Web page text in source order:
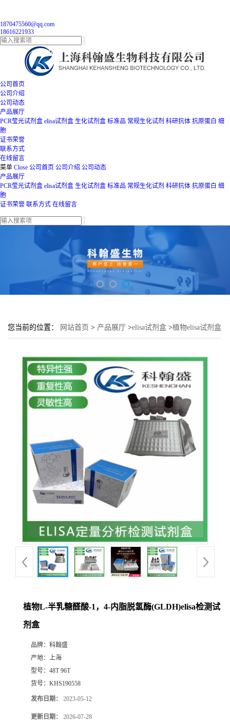
1870475560@qq.com
18616221933
公司首页
公司介绍
公司动态
产品展厅
PCR莹光试剂盒 elisa试剂盒 生化试剂盒 标准品 常规生化试剂 科研抗体 抗原蛋白 细
胞
证书荣誉
联系方式
在线留言
菜单 Close 公司首页 公司介绍 公司动态
产品展厅
PCR莹光试剂盒 elisa试剂盒 生化试剂盒 标准品 常规生化试剂 科研抗体 抗原蛋白 细
胞
证书荣誉 联系方式 在线留言
您当前的位置： 网站首页 > 产品展厅 >elisa试剂盒 >植物elisa试剂盒
植物L-半乳糖醛酸-1，4-内脂脱氢酶(GLDH)elisa检测试
剂盒
品牌： 科翰盛
产地： 上海
型号： 48T 96T
货号： KHS190558
发布日期： 2023-05-12
更新日期： 2026-07-28